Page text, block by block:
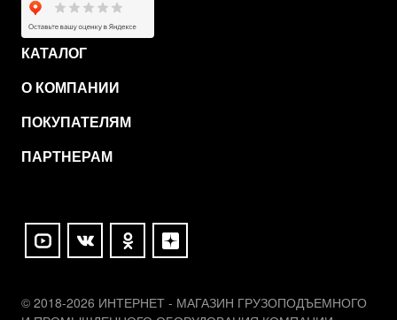
КАТАЛОГ
О КОМПАНИИ
ПОКУПАТЕЛЯМ
ПАРТНЕРАМ
© 2018-2026 ИНТЕРНЕТ - МАГАЗИН ГРУЗОПОДЪЕМНОГО